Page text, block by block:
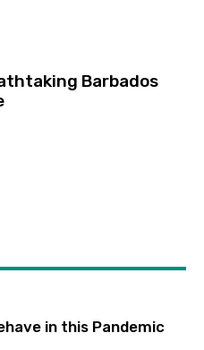
Barbados
in this Pandemic